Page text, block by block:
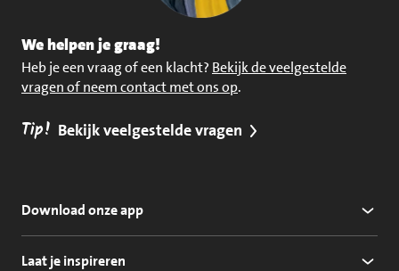
We helpen je graag!
Heb je een vraag of een klacht? Bekijk de veelgestelde
vragen of neem contact met ons op.
Tip! Bekijk veelgestelde vragen
Download onze app
Laat je inspireren